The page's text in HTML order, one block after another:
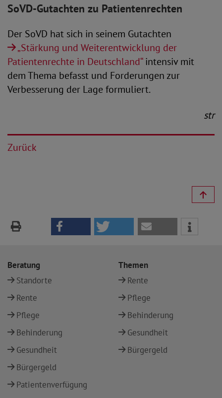
SoVD-Gutachten zu Patientenrechten
Der SoVD hat sich in seinem Gutachten
„Stärkung und Weiterentwicklung der
Patientenrechte in Deutschland“intensiv mit
dem Thema befasst und Forderungen zur
Verbesserung der Lage formuliert.
str
Zurück
Beratung
Standorte
Rente
Pflege
Behinderung
Gesundheit
Bürgergeld
Patientenverfügung
Themen
Rente
Pflege
Behinderung
Gesundheit
Bürgergeld